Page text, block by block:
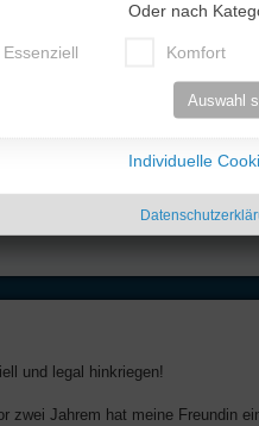
geschundene Volk eine wirklich
und legal hinkriegen!
Jahrem hat meine Freundin
Oder nach
Essenziell Komfort
Auswahl
Individuelle